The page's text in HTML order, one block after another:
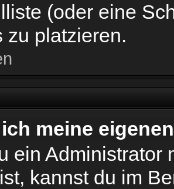
(oder eine
zu platzieren.
meine
ein Administrator
kannst du im